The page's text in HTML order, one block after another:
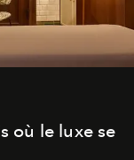
où le luxe se